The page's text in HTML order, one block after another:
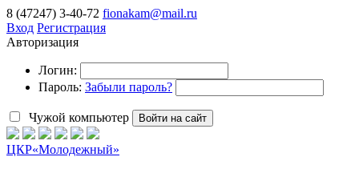
8 (47247) 3-40-72 fionakam@mail.ru
Вход Регистрация
Авторизация
Логин:
Пароль: Забыли пароль?
Чужой компьютер Войти на сайт
ЦКР«Молодежный»